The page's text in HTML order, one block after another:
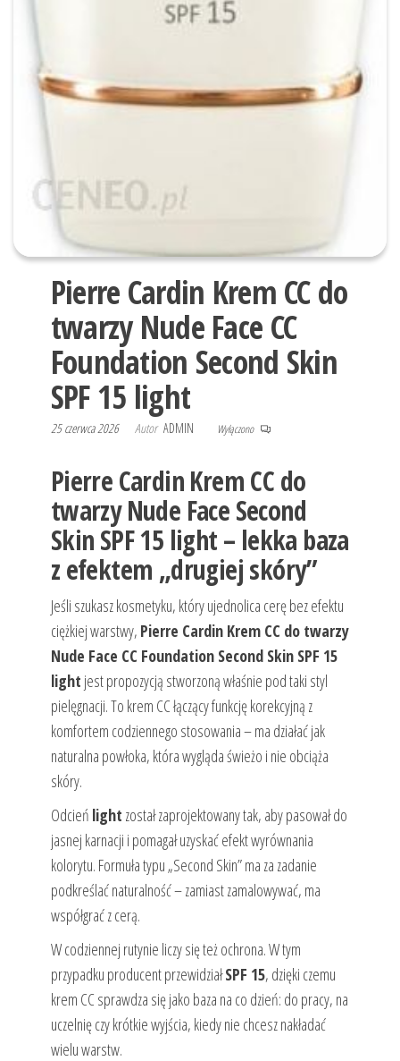
Pierre Cardin Krem CC do
twarzy Nude Face CC
Foundation Second Skin
SPF 15 light
25 czerwca 2026 Autor ADMIN Wyłączono
Pierre Cardin Krem CC do
twarzy Nude Face Second
Skin SPF 15 light – lekka baza
z efektem „drugiej skóry”
Jeśli szukasz kosmetyku, który ujednolica cerę bez efektu
ciężkiej warstwy, Pierre Cardin Krem CC do twarzy
Nude Face CC Foundation Second Skin SPF 15
light jest propozycją stworzoną właśnie pod taki styl
pielęgnacji. To krem CC łączący funkcję korekcyjną z
komfortem codziennego stosowania – ma działać jak
naturalna powłoka, która wygląda świeżo i nie obciąża
skóry.
Odcień light został zaprojektowany tak, aby pasował do
jasnej karnacji i pomagał uzyskać efekt wyrównania
kolorytu. Formuła typu „Second Skin” ma za zadanie
podkreślać naturalność – zamiast zamalowywać, ma
współgrać z cerą.
W codziennej rutynie liczy się też ochrona. W tym
przypadku producent przewidziałSPF 15, dzięki czemu
krem CC sprawdza się jako baza na co dzień: do pracy, na
uczelnię czy krótkie wyjścia, kiedy nie chcesz nakładać
wielu warstw.